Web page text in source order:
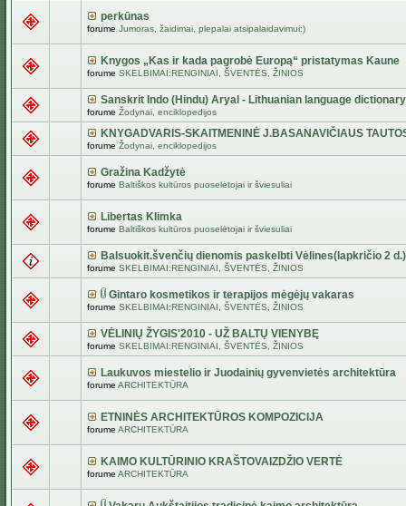
perkūnas
forume Jumoras, žaidimai, plepalai atsipalaidavimui:)
Knygos „Kas ir kada pagrobė Europą“ pristatymas Kaune
forume SKELBIMAI:RENGINIAI, ŠVENTĖS, ŽINIOS
Sanskrit Indo (Hindu) Aryal - Lithuanian language dictionary
forume Žodynai, enciklopedijos
KNYGADVARIS-SKAITMENINĖ J.BASANAVIČIAUS
forume Žodynai, enciklopedijos
Gražina Kadžytė
forume Baltiškos kultūros puoselėtojai ir šviesuliai
Libertas Klimka
forume Baltiškos kultūros puoselėtojai ir šviesuliai
Balsuokit.švenčių dienomis paskelbti Vėlines(lapkričio 2 d.)
forume SKELBIMAI:RENGINIAI, ŠVENTĖS, ŽINIOS
Gintaro kosmetikos ir terapijos mėgėjų vakaras
forume SKELBIMAI:RENGINIAI, ŠVENTĖS, ŽINIOS
VĖLINIŲ ŽYGIS'2010 - UŽ BALTŲ VIENYBĘ
forume SKELBIMAI:RENGINIAI, ŠVENTĖS, ŽINIOS
Laukuvos miestelio ir Juodainių gyvenvietės architektūra
forume ARCHITEKTŪRA
ETNINĖS ARCHITEKTŪROS KOMPOZICIJA
forume ARCHITEKTŪRA
KAIMO KULTŪRINIO KRAŠTOVAIZDŽIO VERTĖ
forume ARCHITEKTŪRA